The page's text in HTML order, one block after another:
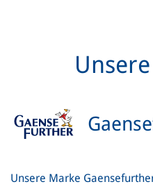
Unsere Marke